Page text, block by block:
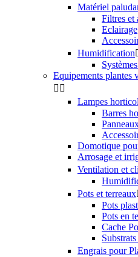
Matériel
Filtres et
Eclairage
Humidification
Equipements plantes
 
Lampes
Barres
Domotique
Arrosage et
Ventilation et
Pots et terreaux
Pots
Pots en
Cache
Engrais pour